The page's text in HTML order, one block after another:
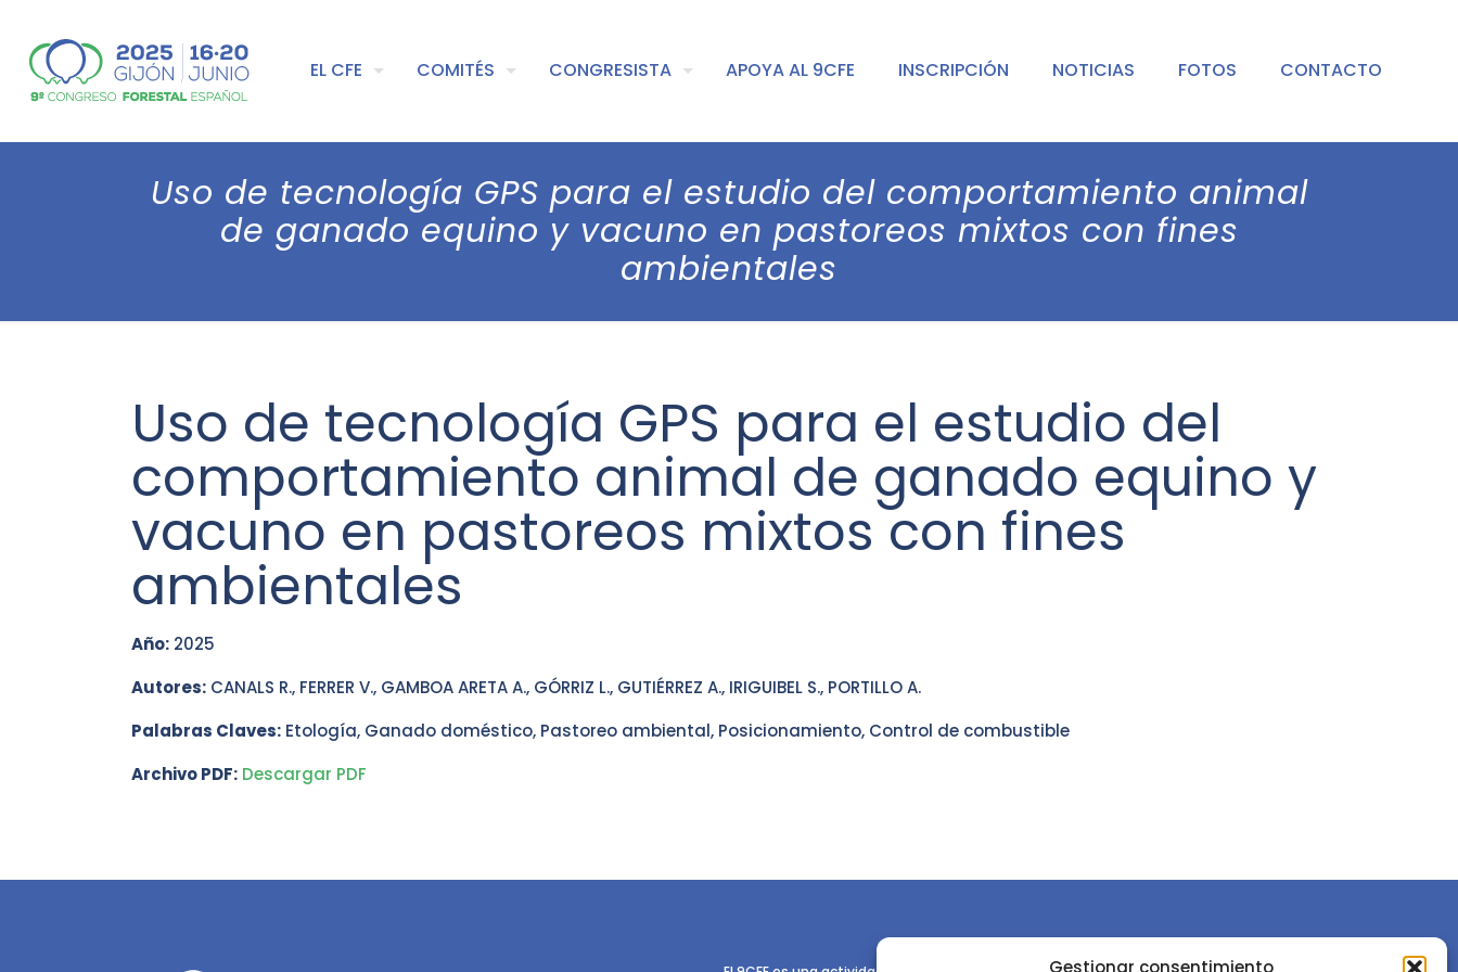
Gestionar consentimiento
EL CFE COMITÉS CONGRESISTA APOYA AL 9CFE INSCRIPCIÓN NOTICIAS FOTOS CONTACTO
Uso de tecnología GPS para el estudio del comportamiento animal
de ganado equino y vacuno en pastoreos mixtos con fines
ambientales
Uso de tecnología GPS para el estudio del
comportamiento animal de ganado equino y
vacuno en pastoreos mixtos con fines
ambientales
Año: 2025
Autores: CANALS R., FERRER V., GAMBOA ARETA A., GÓRRIZ L., GUTIÉRREZ A., IRIGUIBEL S., PORTILLO A.
Palabras Claves: Etología, Ganado doméstico, Pastoreo ambiental, Posicionamiento, Control de combustible
Archivo PDF: Descargar PDF